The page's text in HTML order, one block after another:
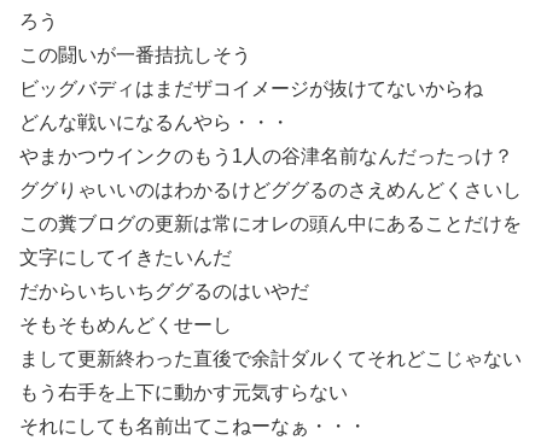
ろう
この闘いが一番拮抗しそう
ビッグバディはまだザコイメージが抜けてないからね
どんな戦いになるんやら・・・
やまかつウインクのもう1人の谷津名前なんだったっけ？
ググりゃいいのはわかるけどググるのさえめんどくさいし
この糞ブログの更新は常にオレの頭ん中にあることだけを
文字にしてイきたいんだ
だからいちいちググるのはいやだ
そもそもめんどくせーし
まして更新終わった直後で余計ダルくてそれどこじゃない
もう右手を上下に動かす元気すらない
それにしても名前出てこねーなぁ・・・